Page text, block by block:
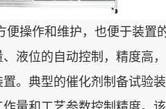
操作和维护，也便于装
液位的自动控制，精度高，
。典型的催化剂制备试验